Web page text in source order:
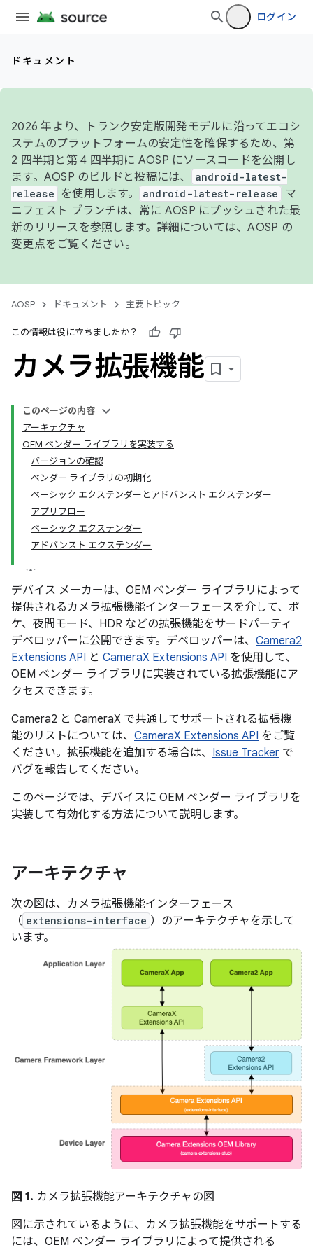
ログイン
ドキュメント
2026 年より、トランク安定版開発モデルに沿ってエコシ
ステムのプラットフォームの安定性を確保するため、第
2 四半期と第 4 四半期に AOSP にソースコードを公開し
ます。AOSP のビルドと投稿には、
android-latest-
release
を使用します。 android-latest-release
マ
ニフェスト ブランチは、常に AOSP にプッシュされた最
新のリリースを参照します。詳細については、AOSP の
変更点をご覧ください。
AOSP ドキュメント 主要トピック
この情報は役に立ちましたか？
カメラ拡張機能
このページの内容
アーキテクチャ
OEM ベンダー ライブラリを実装する
バージョンの確認
ベンダー ライブラリの初期化
ベーシック エクステンダーとアドバンスト エクステンダー
アプリフロー
ベーシック エクステンダー
アドバンスト エクステンダー
デバイス メーカーは、OEM ベンダー ライブラリによって
提供されるカメラ拡張機能インターフェースを介して、ボ
ケ、夜間モード、HDR などの拡張機能をサードパーティ
デベロッパーに公開できます。デベロッパーは、 Camera2
Extensions API と CameraX Extensions API を使用して、
OEM ベンダー ライブラリに実装されている拡張機能にア
クセスできます。
Camera2 と CameraX で共通してサポートされる拡張機
能のリストについては、 CameraX Extensions API をご覧
ください。拡張機能を追加する場合は、 Issue Tracker で
バグを報告してください。
このページでは、デバイスに OEM ベンダー ライブラリを
実装して有効化する方法について説明します。
アーキテクチャ
次の図は、カメラ拡張機能インターフェース
（ extensions-interface ）のアーキテクチャを示して
います。
図 1. カメラ拡張機能アーキテクチャの図
図に示されているように、カメラ拡張機能をサポートする
には、OEM ベンダー ライブラリによって提供される